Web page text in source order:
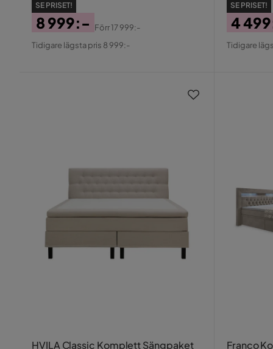
SE PRISET!
Pris
8 999:-
Original
Förr17 999:-
Tidigare lägsta pris 8 999:-
SE PRISET!
Pris
4
Tidigare
HVILA Classic Komplett Sängpaket
Franco